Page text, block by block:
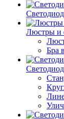
Люстры и
Бра